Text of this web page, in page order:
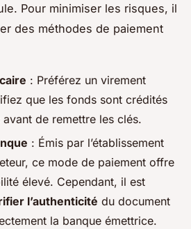
Pour minimiser les risques, il
des méthodes de paiement
: Préférez un virement
que les fonds sont crédités
de remettre les clés.
: Émis par l’établissement
ce mode de paiement offre
élevé. Cependant, il est
l’authenticité du document
la banque émettrice.